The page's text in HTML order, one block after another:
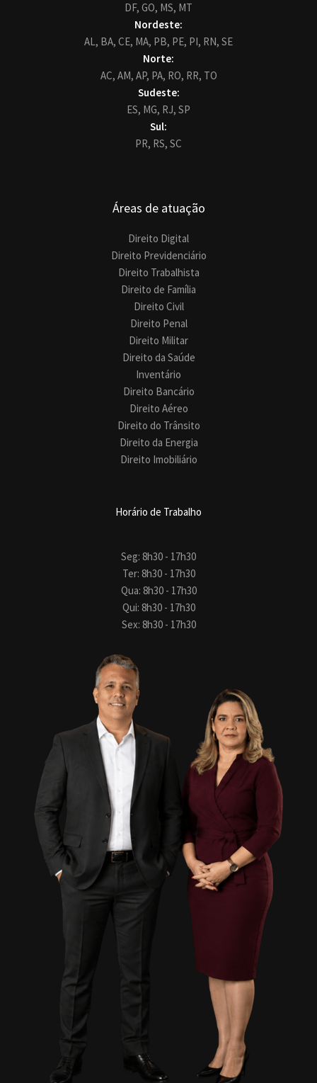
DF, GO, MS, MT
Nordeste:
AL, BA, CE, MA, PB, PE, PI, RN, SE
Norte:
AC, AM, AP, PA, RO, RR, TO
Sudeste:
ES, MG, RJ, SP
Sul:
PR, RS, SC
Áreas de atuação
Direito Digital
Direito Previdenciário
Direito Trabalhista
Direito de Família
Direito Civil
Direito Penal
Direito Militar
Direito da Saúde
Inventário
Direito Bancário
Direito Aéreo
Direito do Trânsito
Direito da Energia
Direito Imobiliário
Horário de Trabalho
Seg: 8h30 - 17h30
Ter: 8h30 - 17h30
Qua: 8h30 - 17h30
Qui: 8h30 - 17h30
Sex: 8h30 - 17h30